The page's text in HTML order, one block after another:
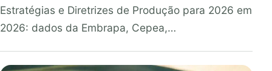
Estratégias e Diretrizes de Produção para 2026 em
2026: dados da Embrapa, Cepea,…